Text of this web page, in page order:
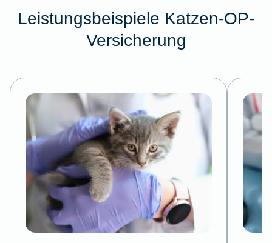
Leistungsbeispiele Katzen-OP-
Versicherung